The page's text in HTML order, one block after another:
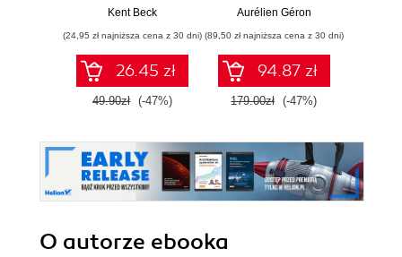
oprogramowania
Kent Beck
(24,95 zł najniższa cena z 30 dni)
26.45 zł
49.90zł (-47%)
TensorFlow.
Aurélien Géron
(89,50 zł najniższa cena z 30 dni)
94.87 zł
179.00zł (-47%)
O autorze ebooka